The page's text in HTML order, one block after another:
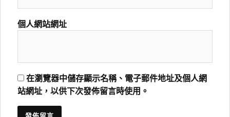
個人網站網址
在瀏覽器中儲存顯示名稱、電子郵件地址及個人網
站網址，以供下次發佈留言時使用。